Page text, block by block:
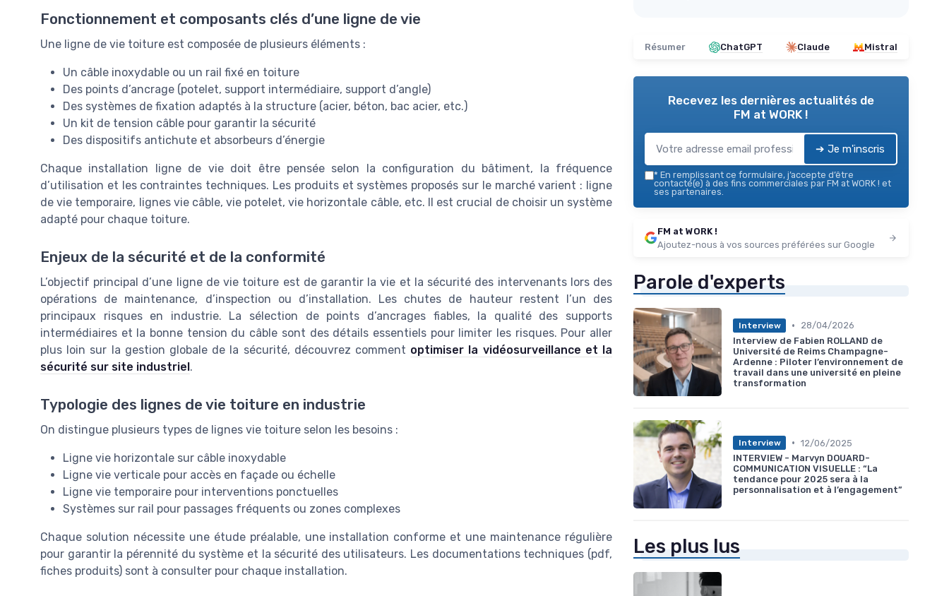
Fonctionnement et composants clés d’une ligne de vie
Une ligne de vie toiture est composée de plusieurs éléments :
Un câble inoxydable ou un rail fixé en toiture
Des points d’ancrage (potelet, support intermédiaire, support d’angle)
Des systèmes de fixation adaptés à la structure (acier, béton, bac acier, etc.)
Un kit de tension câble pour garantir la sécurité
Des dispositifs antichute et absorbeurs d’énergie
Chaque installation ligne de vie doit être pensée selon la configuration du bâtiment, la fréquence
d’utilisation et les contraintes techniques. Les produits et systèmes proposés sur le marché varient : ligne
de vie temporaire, lignes vie câble, vie potelet, vie horizontale câble, etc. Il est crucial de choisir un système
adapté pour chaque toiture.
Enjeux de la sécurité et de la conformité
L’objectif principal d’une ligne de vie toiture est de garantir la vie et la sécurité des intervenants lors des
opérations de maintenance, d’inspection ou d’installation. Les chutes de hauteur restent l’un des
principaux risques en industrie. La sélection de points d’ancrages fiables, la qualité des supports
intermédiaires et la bonne tension du câble sont des détails essentiels pour limiter les risques. Pour aller
plus loin sur la gestion globale de la sécurité, découvrez comment optimiser la vidéosurveillance et la
sécurité sur site industriel .
Typologie des lignes de vie toiture en industrie
On distingue plusieurs types de lignes vie toiture selon les besoins :
Ligne vie horizontale sur câble inoxydable
Ligne vie verticale pour accès en façade ou échelle
Ligne vie temporaire pour interventions ponctuelles
Systèmes sur rail pour passages fréquents ou zones complexes
Chaque solution nécessite une étude préalable, une installation conforme et une maintenance régulière
pour garantir la pérennité du système et la sécurité des utilisateurs. Les documentations techniques (pdf,
fiches produits) sont à consulter pour chaque installation.
Résumer ChatGPT Claude Mistral
Recevez les dernières actualités de
FM at WORK !
➔ Je m'inscris
* En remplissant ce formulaire, j’accepte d’être
contacté(e) à des fins commerciales par FM at WORK ! et
ses partenaires.
FM at WORK !
Ajoutez-nous à vos sources préférées sur Google
Parole d'experts
Interview •
28/04/2026
Interview de Fabien ROLLAND de
Université de Reims Champagne-
Ardenne : Piloter l’environnement de
travail dans une université en pleine
transformation
Interview • 12/06/2025
INTERVIEW - Marvyn DOUARD-
COMMUNICATION VISUELLE : “La
tendance pour 2025 sera à la
personnalisation et à l’engagement”
Les plus lus